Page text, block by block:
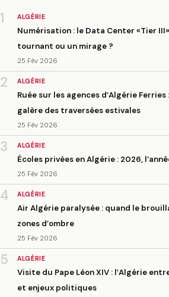
1 ALGÉRIE
Numérisation : le Data Center «Tier
tournant ou un mirage ?
25 Fév 2026
2 ALGÉRIE
Ruée sur les agences d’Algérie
galère des traversées estivales
25 Fév 2026
3 ALGÉRIE
Écoles privées en Algérie : 2026,
25 Fév 2026
4 ALGÉRIE
Air Algérie paralysée : quand le
zones d’ombre
25 Fév 2026
5 ALGÉRIE
Visite du Pape Léon XIV : l’Algérie
et enjeux politiques